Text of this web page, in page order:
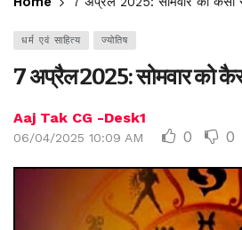
धर्म एवं साहित्य ज्योतिष
7 अप्रैल 2025: सोमवार को
Aaj Tak CG -Desk1
06/04/2025 10:09 AM 0 0